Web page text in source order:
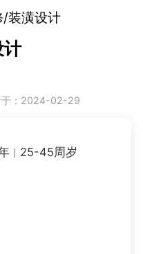
装潢设计
于：2024-02-29
25-45周岁